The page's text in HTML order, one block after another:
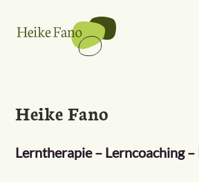
Inhalt
Heike Fano
Lerntherapie – Lerncoaching